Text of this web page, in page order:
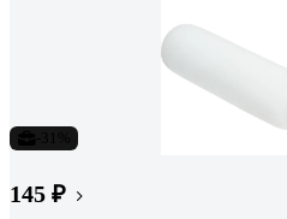
145 ₽